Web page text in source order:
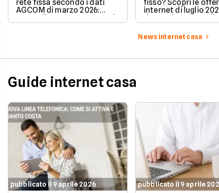
rete fissa secondo i dati
AGCOM di marzo 2026:
quote di mercato, sorpassi
e new entry.
fisso? Scopri le
internet di luglio
risparmiare e
tariffa perfetta per
News internet casa
Guide internet casa
pubblicato il 9 aprile 2026 pubblicato il 9 aprile